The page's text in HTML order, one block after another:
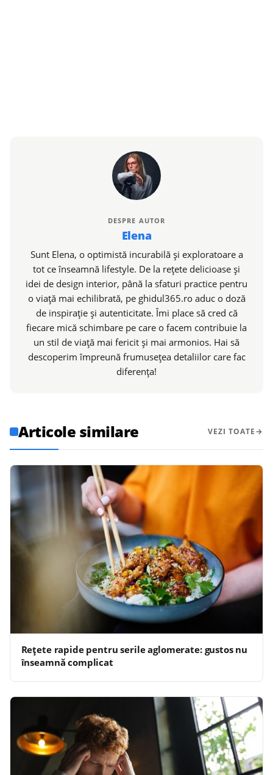
DESPRE AUTOR
Elena
Sunt Elena, o optimistă incurabilă și exploratoare a
tot ce înseamnă lifestyle. De la rețete delicioase și
idei de design interior, până la sfaturi practice pentru
o viață mai echilibrată, pe ghidul365.ro aduc o doză
de inspirație și autenticitate. Îmi place să cred că
fiecare mică schimbare pe care o facem contribuie la
un stil de viață mai fericit și mai armonios. Hai să
descoperim împreună frumusețea detaliilor care fac
diferența!
Articole similare VEZI TOATE
Rețete rapide pentru serile aglomerate: gustos nu
înseamnă complicat